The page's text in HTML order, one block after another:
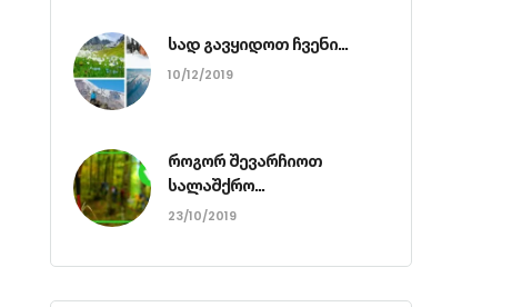
სად გავყიდოთ ჩვენი...
10/12/2019
როგორ შევარჩიოთ
სალაშქრო...
23/10/2019